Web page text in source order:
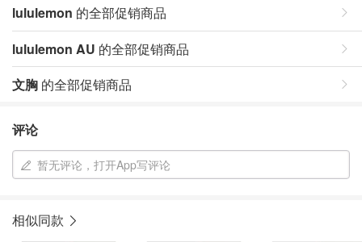
lululemon 的全部促销商品
lululemon AU 的全部促销商品
文胸 的全部促销商品
评论
暂无评论，打开App写评论
相似同款